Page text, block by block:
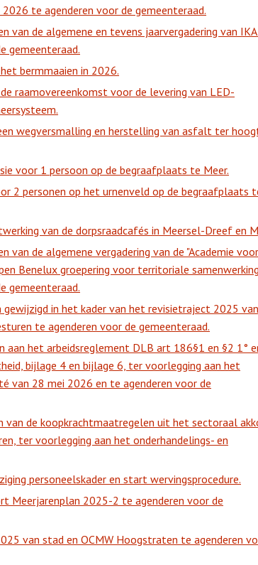
te agenderen voor de gemeenteraad.
van de algemene en tevens jaarvergadering van
gemeenteraad.
bermmaaien in 2026.
raamovereenkomst voor de levering van LED-
wegversmalling en herstelling van asfalt ter
voor 1 persoon op de begraafplaats te Meer.
2 personen op het urnenveld op de begraafplaats
van de dorpsraadcafés in Meersel-Dreef en
van de algemene vergadering van de "Academie voor
Benelux groepering voor territoriale
gemeenteraad.
gewijzigd in het kader van het revisietraject 2025
te agenderen voor de gemeenteraad.
aan het arbeidsreglement DLB art 186§1 en §2 1°
bijlage 4 en bijlage 6, ter voorlegging aan het
van 28 mei 2026 en te agenderen voor de
van de koopkrachtmaatregelen uit het sectoraal
ter voorlegging aan het onderhandelings- en
personeelskader en start wervingsprocedure.
Meerjarenplan 2025-2 te agenderen voor de
van stad en OCMW Hoogstraten te agenderen